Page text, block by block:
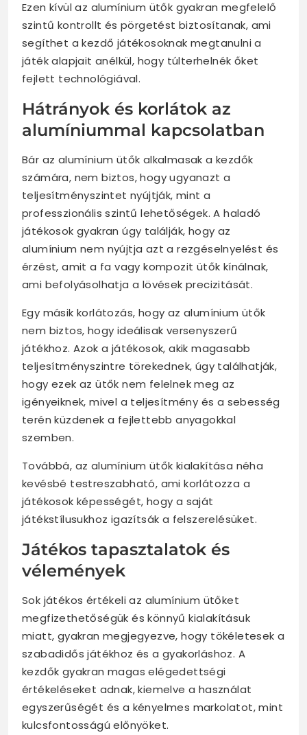
Ezen kívül az alumínium ütők gyakran megfelelő
szintű kontrollt és pörgetést biztosítanak, ami
segíthet a kezdő játékosoknak megtanulni a
játék alapjait anélkül, hogy túlterhelnék őket
fejlett technológiával.
Hátrányok és korlátok az
alumíniummal kapcsolatban
Bár az alumínium ütők alkalmasak a kezdők
számára, nem biztos, hogy ugyanazt a
teljesítményszintet nyújtják, mint a
professzionális szintű lehetőségek. A haladó
játékosok gyakran úgy találják, hogy az
alumínium nem nyújtja azt a rezgéselnyelést és
érzést, amit a fa vagy kompozit ütők kínálnak,
ami befolyásolhatja a lövések precizitását.
Egy másik korlátozás, hogy az alumínium ütők
nem biztos, hogy ideálisak versenyszerű
játékhoz. Azok a játékosok, akik magasabb
teljesítményszintre törekednek, úgy találhatják,
hogy ezek az ütők nem felelnek meg az
igényeiknek, mivel a teljesítmény és a sebesség
terén küzdenek a fejlettebb anyagokkal
szemben.
Továbbá, az alumínium ütők kialakítása néha
kevésbé testreszabható, ami korlátozza a
játékosok képességét, hogy a saját
játékstílusukhoz igazítsák a felszerelésüket.
Játékos tapasztalatok és
vélemények
Sok játékos értékeli az alumínium ütőket
megfizethetőségük és könnyű kialakításuk
miatt, gyakran megjegyezve, hogy tökéletesek a
szabadidős játékhoz és a gyakorláshoz. A
kezdők gyakran magas elégedettségi
értékeléseket adnak, kiemelve a használat
egyszerűségét és a kényelmes markolatot, mint
kulcsfontosságú előnyöket.